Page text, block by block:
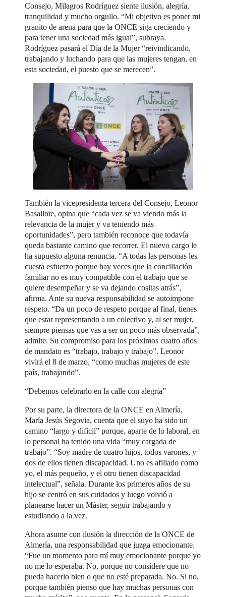
Consejo, Milagros Rodríguez siente ilusión, alegría,
tranquilidad y mucho orgullo. “Mi objetivo es poner mi
granito de arena para que la ONCE siga creciendo y
para tener una sociedad más igual”, subraya.
Rodríguez pasará el Día de la Mujer “reivindicando,
trabajando y luchando para que las mujeres tengan, en
esta sociedad, el puesto que se merecen”.
También la vicepresidenta tercera del Consejo, Leonor
Basallote, opina que “cada vez se va viendo más la
relevancia de la mujer y va teniendo más
oportunidades”, pero también reconoce que todavía
queda bastante camino que recorrer. El nuevo cargo le
ha supuesto alguna renuncia. “A todas las personas les
cuesta esfuerzo porque hay veces que la conciliación
familiar no es muy compatible con el trabajo que se
quiere desempeñar y se va dejando cositas atrás”,
afirma. Ante su nueva responsabilidad se autoimpone
respeto. “Da un poco de respeto porque al final, tienes
que estar representando a un colectivo y, al ser mujer,
siempre piensas que vas a ser un poco más observada”,
admite. Su compromiso para los próximos cuatro años
de mandato es “trabajo, trabajo y trabajo”. Leonor
vivirá el 8 de marzo, “como muchas mujeres de este
país, trabajando”.
“Debemos celebrarlo en la calle con alegría”
Por su parte, la directora de la ONCE en Almería,
María Jesús Segovia, cuenta que el suyo ha sido un
camino “largo y difícil” porque, aparte de lo laboral, en
lo personal ha tenido una vida “muy cargada de
trabajo”. “Soy madre de cuatro hijos, todos varones, y
dos de ellos tienen discapacidad. Uno es afiliado como
yo, el más pequeño, y el otro tienen discapacidad
intelectual”, señala. Durante los primeros años de su
hijo se centró en sus cuidados y luego volvió a
planearse hacer un Máster, seguir trabajando y
estudiando a la vez.
Ahora asume con ilusión la dirección de la ONCE de
Almería, una responsabilidad que juzga emocionante.
“Fue un momento para mí muy emocionante porque yo
no me lo esperaba. No, porque no considere que no
pueda hacerlo bien o que no esté preparada. No. Si no,
porque también pienso que hay muchas personas con